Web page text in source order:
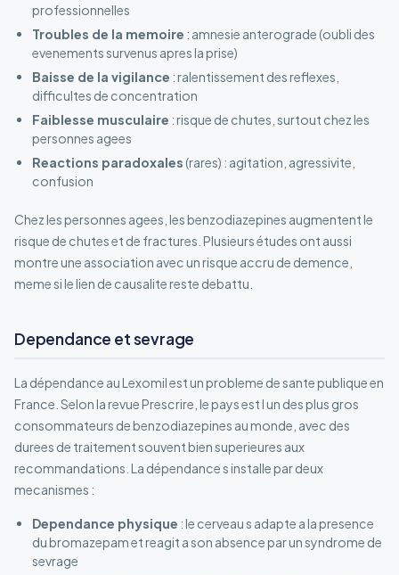
professionnelles
Troubles de la memoire : amnesie anterograde (oubli des
evenements survenus apres la prise)
Baisse de la vigilance : ralentissement des reflexes,
difficultes de concentration
Faiblesse musculaire : risque de chutes, surtout chez les
personnes agees
Reactions paradoxales (rares) : agitation, agressivite,
confusion
Chez les personnes agees, les benzodiazepines augmentent le
risque de chutes et de fractures. Plusieurs études ont aussi
montre une association avec un risque accru de demence,
meme si le lien de causalite reste debattu.
Dependance et sevrage
La dépendance au Lexomil est un probleme de sante publique en
France. Selon la revue Prescrire, le pays est l un des plus gros
consommateurs de benzodiazepines au monde, avec des
durees de traitement souvent bien superieures aux
recommandations. La dépendance s installe par deux
mecanismes :
Dependance physique : le cerveau s adapte a la presence
du bromazepam et reagit a son absence par un syndrome de
sevrage